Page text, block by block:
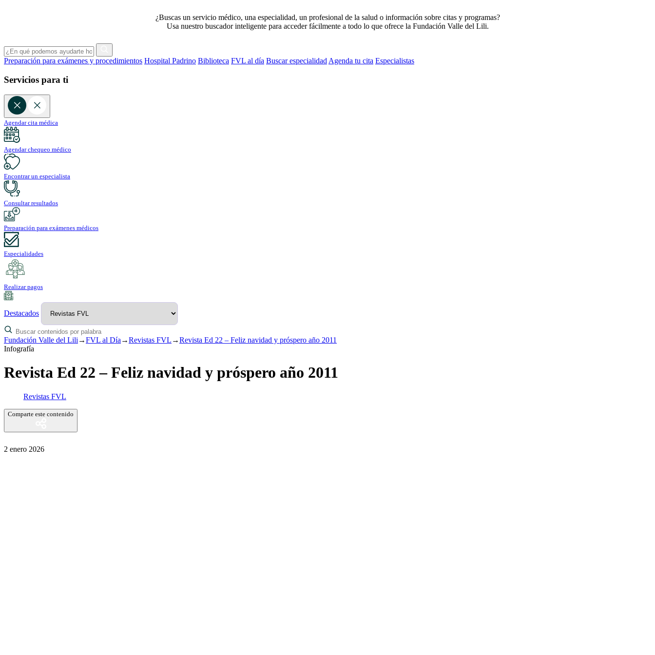
¿Buscas un servicio médico, una especialidad, un profesional de la salud o información sobre citas y programas?
Usa nuestro buscador inteligente para acceder fácilmente a todo lo que ofrece la Fundación Valle del Lili.
Preparación para exámenes y procedimientos Hospital Padrino Biblioteca FVL al día Buscar especialidad Agenda tu cita Especialistas
Servicios para ti
Agendar cita médica
Agendar chequeo médico
Encontrar un especialista
Consultar resultados
Preparación para exámenes médicos
Especialidades
Realizar pagos
Destacados
Fundación Valle del Lili →FVL al Día →Revistas FVL →Revista Ed 22 – Feliz navidad y próspero año 2011
Infografía
Revista Ed 22 – Feliz navidad y próspero año 2011
Revistas FVL
Comparte este contenido
2 enero 2026